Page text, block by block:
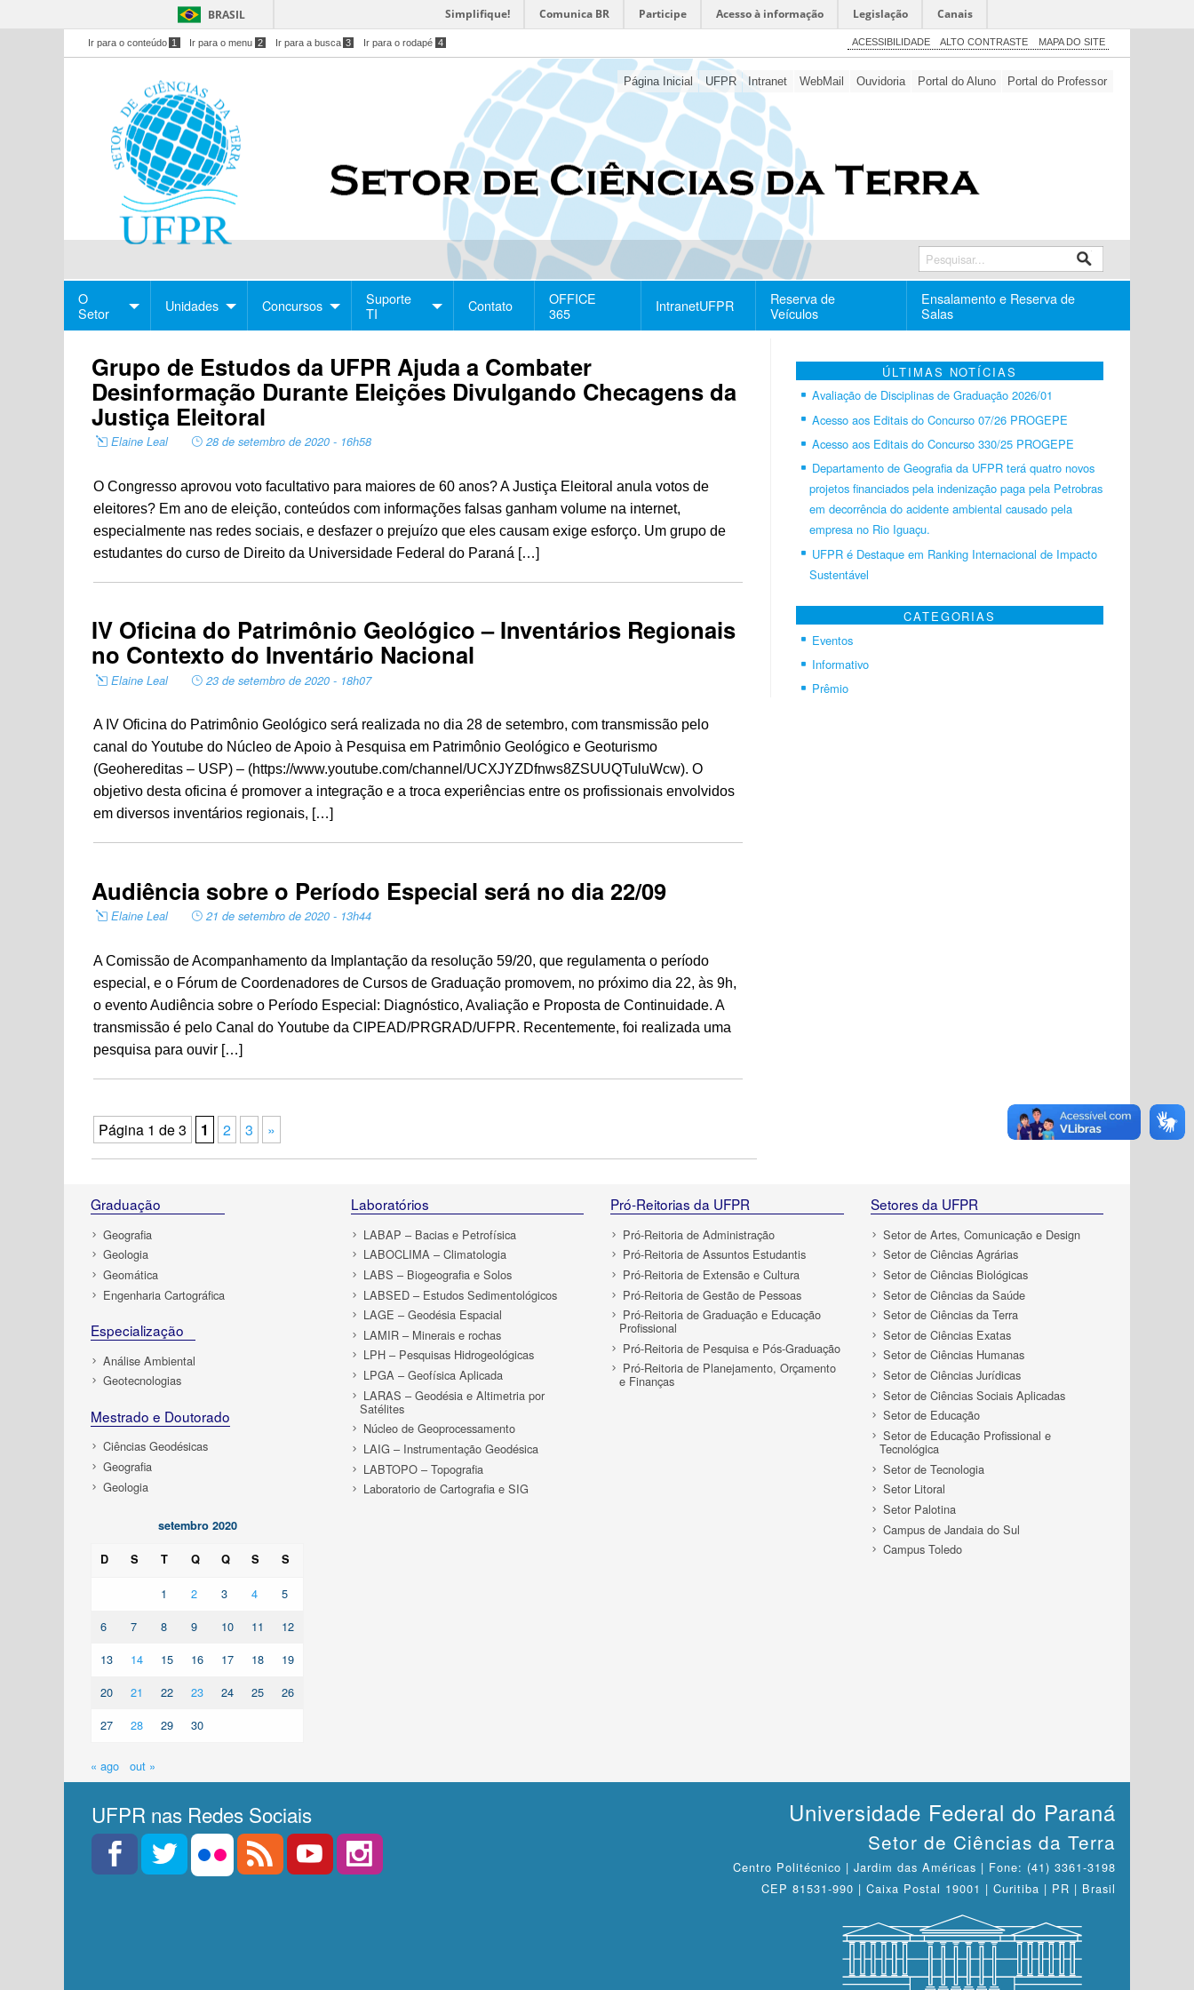
BRASIL Simplifique! Comunica BR Participe Acesso à informação Legislação Canais
Ir para o conteúdo 1 Ir para o menu 2 Ir para a busca 3 Ir para o rodapé 4 ACESSIBILIDADE ALTO CONTRASTE MAPA DO SITE
Página Inicial UFPR Intranet WebMail Ouvidoria Portal do Aluno Portal do Professor
O
Setor
Unidades Concursos
Suporte
TI
Contato
OFFICE
365
IntranetUFPR
Reserva de
Veículos
Ensalamento e Reserva de
Salas
Grupo de Estudos da UFPR Ajuda a Combater
Desinformação Durante Eleições Divulgando Checagens da
Justiça Eleitoral
Elaine Leal 28 de setembro de 2020 - 16h58
O Congresso aprovou voto facultativo para maiores de 60 anos? A Justiça Eleitoral anula votos de
eleitores? Em ano de eleição, conteúdos com informações falsas ganham volume na internet,
especialmente nas redes sociais, e desfazer o prejuízo que eles causam exige esforço. Um grupo de
estudantes do curso de Direito da Universidade Federal do Paraná […]
IV Oficina do Patrimônio Geológico – Inventários Regionais
no Contexto do Inventário Nacional
Elaine Leal 23 de setembro de 2020 - 18h07
A IV Oficina do Patrimônio Geológico será realizada no dia 28 de setembro, com transmissão pelo
canal do Youtube do Núcleo de Apoio à Pesquisa em Patrimônio Geológico e Geoturismo
(Geohereditas – USP) – (https://www.youtube.com/channel/UCXJYZDfnws8ZSUUQTuluWcw). O
objetivo desta oficina é promover a integração e a troca experiências entre os profissionais envolvidos
em diversos inventários regionais, […]
Audiência sobre o Período Especial será no dia 22/09
Elaine Leal 21 de setembro de 2020 - 13h44
A Comissão de Acompanhamento da Implantação da resolução 59/20, que regulamenta o período
especial, e o Fórum de Coordenadores de Cursos de Graduação promovem, no próximo dia 22, às 9h,
o evento Audiência sobre o Período Especial: Diagnóstico, Avaliação e Proposta de Continuidade. A
transmissão é pelo Canal do Youtube da CIPEAD/PRGRAD/UFPR. Recentemente, foi realizada uma
pesquisa para ouvir […]
Página 1 de 3 1 2 3 »
ÚLTIMAS NOTÍCIAS
Avaliação de Disciplinas de Graduação 2026/01
Acesso aos Editais do Concurso 07/26 PROGEPE
Acesso aos Editais do Concurso 330/25 PROGEPE
Departamento de Geografia da UFPR terá quatro novos
projetos financiados pela indenização paga pela Petrobras
em decorrência do acidente ambiental causado pela
empresa no Rio Iguaçu.
UFPR é Destaque em Ranking Internacional de Impacto
Sustentável
CATEGORIAS
Eventos
Informativo
Prêmio
Graduação
Geografia
Geologia
Geomática
Engenharia Cartográfica
Especialização
Análise Ambiental
Geotecnologias
Mestrado e Doutorado
Ciências Geodésicas
Geografia
Geologia
setembro 2020
D S T Q Q S S
1 2 3 4
5
6
7 8 9 10 11
12
13
14 15 16 17 18
19
20
21 22 23 24 25
26
27
28 29 30
« ago out »
Laboratórios
LABAP – Bacias e Petrofísica
LABOCLIMA – Climatologia
LABS – Biogeografia e Solos
LABSED – Estudos Sedimentológicos
LAGE – Geodésia Espacial
LAMIR – Minerais e rochas
LPH – Pesquisas Hidrogeológicas
LPGA – Geofísica Aplicada
LARAS – Geodésia e Altimetria por
Satélites
Núcleo de Geoprocessamento
LAIG – Instrumentação Geodésica
LABTOPO – Topografia
Laboratorio de Cartografia e SIG
Pró-Reitorias da UFPR
Pró-Reitoria de Administração
Pró-Reitoria de Assuntos Estudantis
Pró-Reitoria de Extensão e Cultura
Pró-Reitoria de Gestão de Pessoas
Pró-Reitoria de Graduação e Educação
Profissional
Pró-Reitoria de Pesquisa e Pós-Graduação
Pró-Reitoria de Planejamento, Orçamento
e Finanças
Setores da UFPR
Setor de Artes, Comunicação e Design
Setor de Ciências Agrárias
Setor de Ciências Biológicas
Setor de Ciências da Saúde
Setor de Ciências da Terra
Setor de Ciências Exatas
Setor de Ciências Humanas
Setor de Ciências Jurídicas
Setor de Ciências Sociais Aplicadas
Setor de Educação
Setor de Educação Profissional e
Tecnológica
Setor de Tecnologia
Setor Litoral
Setor Palotina
Campus de Jandaia do Sul
Campus Toledo
UFPR nas Redes Sociais Universidade Federal do Paraná
Setor de Ciências da Terra
Centro Politécnico | Jardim das Américas | Fone: (41) 3361-3198
CEP 81531-990 | Caixa Postal 19001 | Curitiba | PR | Brasil